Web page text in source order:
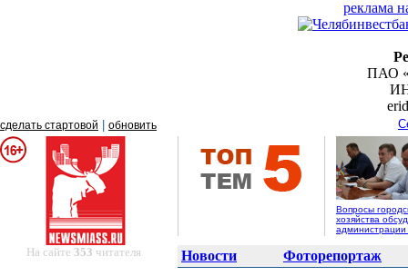
реклама
ПАО
сделать стартовой обновить
Вопросы
хозяйства
На сайте353 читателя Новости Фоторепортаж